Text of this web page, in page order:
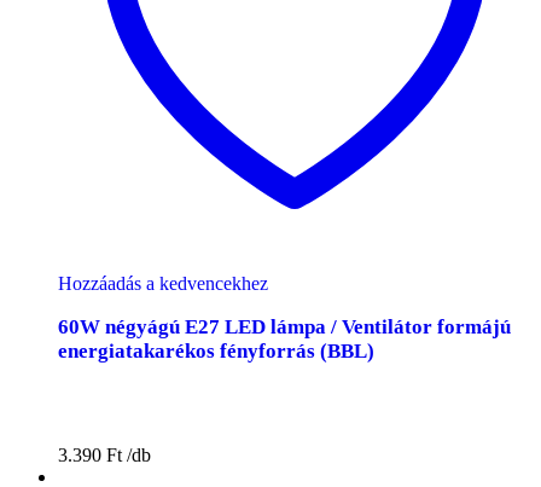
Hozzáadás a kedvencekhez
60W négyágú E27 LED lámpa / Ventilátor formájú
energiatakarékos fényforrás (BBL)
3.390 Ft